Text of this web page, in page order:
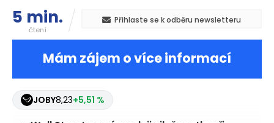
5 min.
čtení
Přihlaste se k odběru newsletteru
Mám zájem o více informací
JOBY8,23+5,51 %